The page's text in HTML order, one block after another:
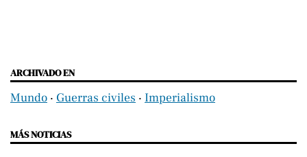
ARCHIVADO EN
Mundo ‧ Guerras civiles ‧ Imperialismo
MÁS NOTICIAS